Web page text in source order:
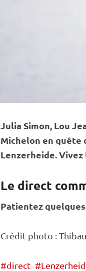
Julia Simon, Lou
Michelon en quête
Lenzerheide.
Le direct
Patientez
Crédit photo :
direct